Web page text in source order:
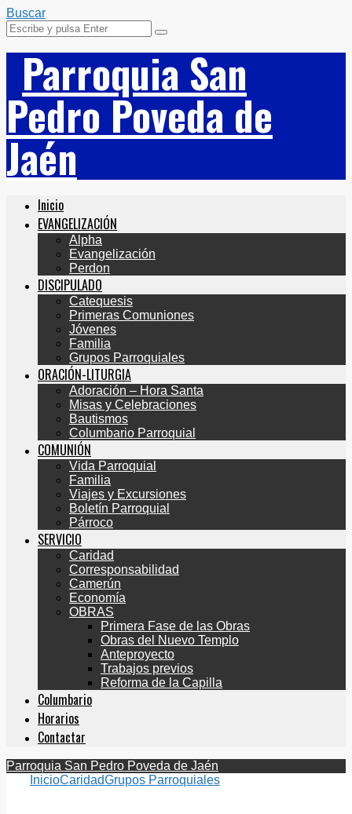
Buscar
Parroquia San
Pedro Poveda de
Jaén
Inicio
EVANGELIZACIÓN
Alpha
Evangelización
Perdon
DISCIPULADO
Catequesis
Primeras Comuniones
Jóvenes
Familia
Grupos Parroquiales
ORACIÓN-LITURGIA
Adoración – Hora Santa
Misas y Celebraciones
Bautismos
Columbario Parroquial
COMUNIÓN
Vida Parroquial
Familia
Viajes y Excursiones
Boletín Parroquial
Párroco
SERVICIO
Caridad
Corresponsabilidad
Camerún
Economía
OBRAS
Primera Fase de las Obras
Obras del Nuevo Templo
Anteproyecto
Trabajos previos
Reforma de la Capilla
Columbario
Horarios
Contactar
Parroquia San Pedro Poveda de Jaén
InicioCaridadGrupos Parroquiales